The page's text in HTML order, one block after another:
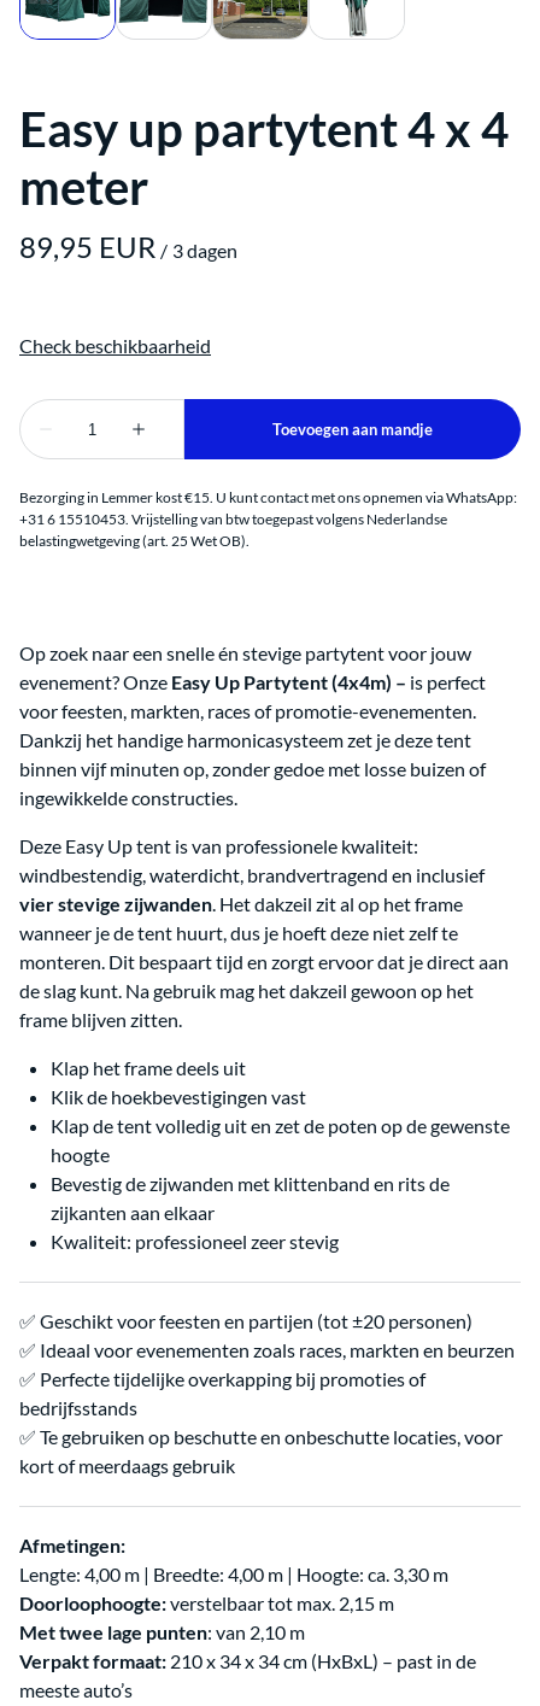
Easy up partytent 4 x 4
meter
/
Bezorging in Lemmer kost €15. U kunt contact met ons opnemen via WhatsApp:
+31 6 15510453. Vrijstelling van btw toegepast volgens Nederlandse
belastingwetgeving (art. 25 Wet OB).
Op zoek naar een snelle én stevige partytent voor jouw
evenement? Onze Easy Up Partytent (4x4m) – is perfect
voor feesten, markten, races of promotie-evenementen.
Dankzij het handige harmonicasysteem zet je deze tent
binnen vijf minuten op, zonder gedoe met losse buizen of
ingewikkelde constructies.
Deze Easy Up tent is van professionele kwaliteit:
windbestendig, waterdicht, brandvertragend en inclusief
vier stevige zijwanden. Het dakzeil zit al op het frame
wanneer je de tent huurt, dus je hoeft deze niet zelf te
monteren. Dit bespaart tijd en zorgt ervoor dat je direct aan
de slag kunt. Na gebruik mag het dakzeil gewoon op het
frame blijven zitten.
Klap het frame deels uit
Klik de hoekbevestigingen vast
Klap de tent volledig uit en zet de poten op de gewenste
hoogte
Bevestig de zijwanden met klittenband en rits de
zijkanten aan elkaar
Kwaliteit: professioneel zeer stevig
✅ Geschikt voor feesten en partijen (tot ±20 personen)
✅ Ideaal voor evenementen zoals races, markten en beurzen
✅ Perfecte tijdelijke overkapping bij promoties of
bedrijfsstands
✅ Te gebruiken op beschutte en onbeschutte locaties, voor
kort of meerdaags gebruik
Afmetingen:
Lengte: 4,00 m | Breedte: 4,00 m | Hoogte: ca. 3,30 m
Doorloophoogte:verstelbaar tot max. 2,15 m
Met twee lage punten: van 2,10 m
Verpakt formaat: 210 x 34 x 34 cm (HxBxL) – past in de
meeste auto’s